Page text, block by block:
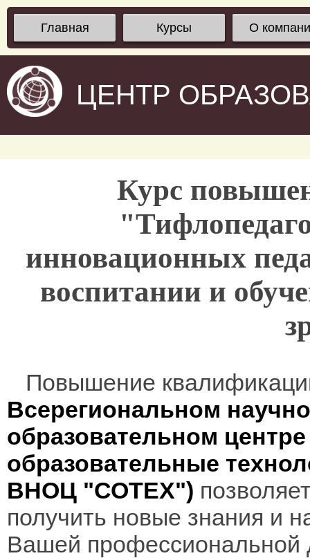
Главная Курсы О
ЦЕНТР
Курс
инновационных
воспитании и
Повышение
Всерегиональном
образовательном
образовательные
ВНОЦ "СОТЕХ")
получить новые знания и
Вашей профессиональной